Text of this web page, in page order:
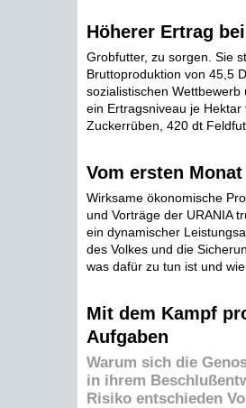
Höherer Ertrag
Grobfutter, zu sorgen. Sie
Bruttoproduktion von 45,5
sozialistischen
ein Ertragsniveau je
Zuckerrüben, 420 dt
Vom ersten
Wirksame ökonomische
und Vorträge der URANIA
ein dynamischer
des Volkes und die
was dafür zu tun ist und
Mit dem Kampf
Aufgaben
Warum sich die
in ihrem
Risiko entschieden